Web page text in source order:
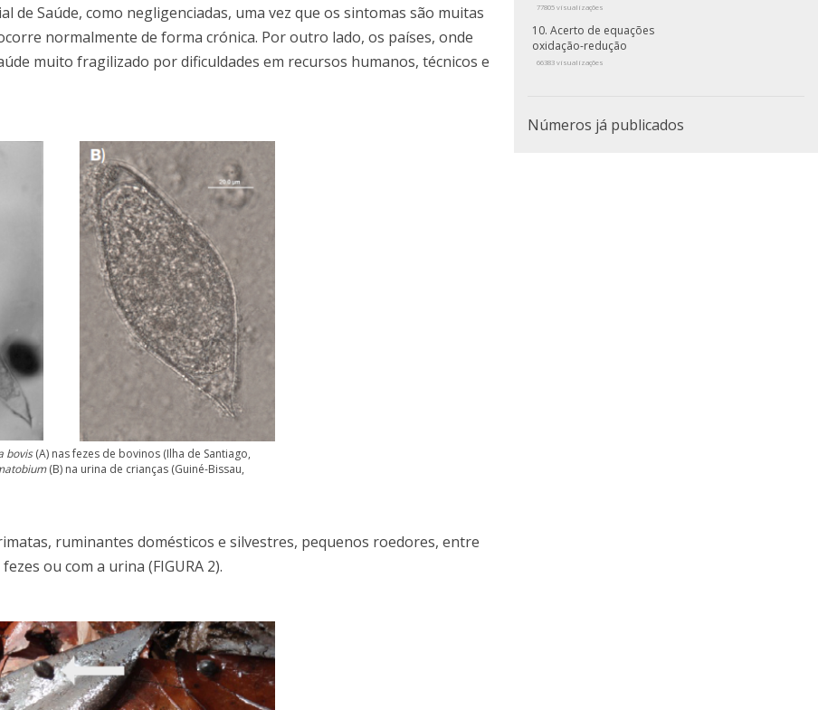
de Saúde, como negligenciadas, uma vez que os sintomas são muitas
normalmente de forma crónica. Por outro lado, os países, onde
muito fragilizado por dificuldades em recursos humanos, técnicos e
bovis(A) nas fezes de bovinos (Ilha de Santiago,
(B) na urina de crianças (Guiné-Bissau,
ruminantes domésticos e silvestres, pequenos roedores, entre
ou com a urina (FIGURA 2).
77805 visualizações
Acerto de equações
oxidação-redução
66383 visualizações
Números já publicados